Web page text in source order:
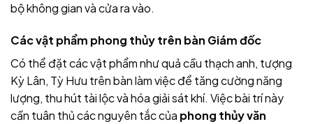
bộ không gian và cửa ra vào.
Các vật phẩm phong thủy trên bàn Giám đốc
Có thể đặt các vật phẩm như quả cầu thạch anh, tượng
Kỳ Lân, Tỳ Hưu trên bàn làm việc để tăng cường năng
lượng, thu hút tài lộc và hóa giải sát khí. Việc bài trí này
cần tuân thủ các nguyên tắc của phong thủy văn